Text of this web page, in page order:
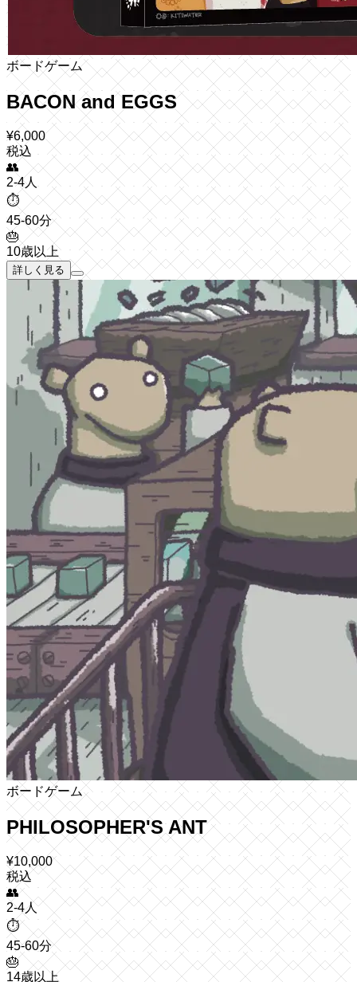
ボードゲーム
BACON and EGGS
¥6,000
税込
👥
2-4人
⏱️
45-60分
🎂
10歳以上
詳しく見る
ボードゲーム
PHILOSOPHER'S ANT
¥10,000
税込
👥
2-4人
⏱️
45-60分
🎂
14歳以上